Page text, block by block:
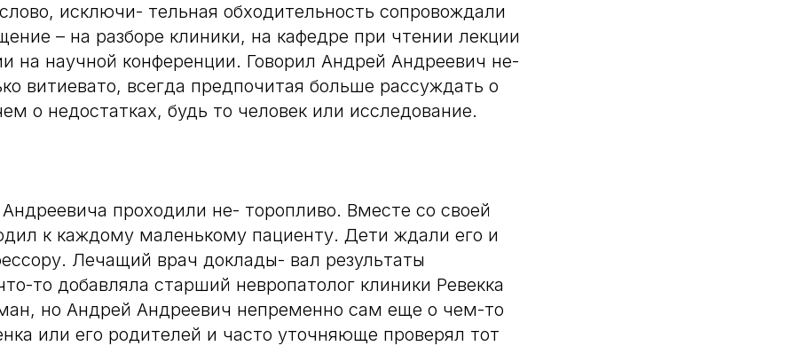
исключи- тельная обходительность сопровождали
– на разборе клиники, на кафедре при чтении лекции
на научной конференции. Говорил Андрей Андреевич не-
витиевато, всегда предпочитая больше рассуждать о
о недостатках, будь то человек или исследование.
проходили не- торопливо. Вместе со своей
к каждому маленькому пациенту. Дети ждали его и
Лечащий врач доклады- вал результаты
то добавляла старший невропатолог клиники Ревекка
но Андрей Андреевич непременно сам еще о чем-то
или его родителей и часто уточняюще проверял тот